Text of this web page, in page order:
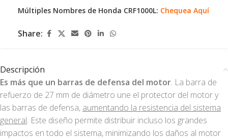
Múltiples Nombres de Honda CRF1000L: Chequea Aquí
Share:
Descripción
Es más que un barras de defensa del motor. La barra de
refuerzo de 27 mm de diámetro une el protector del motor y
las barras de defensa, aumentando la resistencia del sistema
general. Este diseño permite distribuir incluso los grandes
impactos en todo el sistema, minimizando los daños al motor